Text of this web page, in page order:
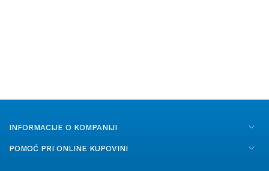
INFORMACIJE O KOMPANIJI
POMOĆ PRI ONLINE KUPOVINI